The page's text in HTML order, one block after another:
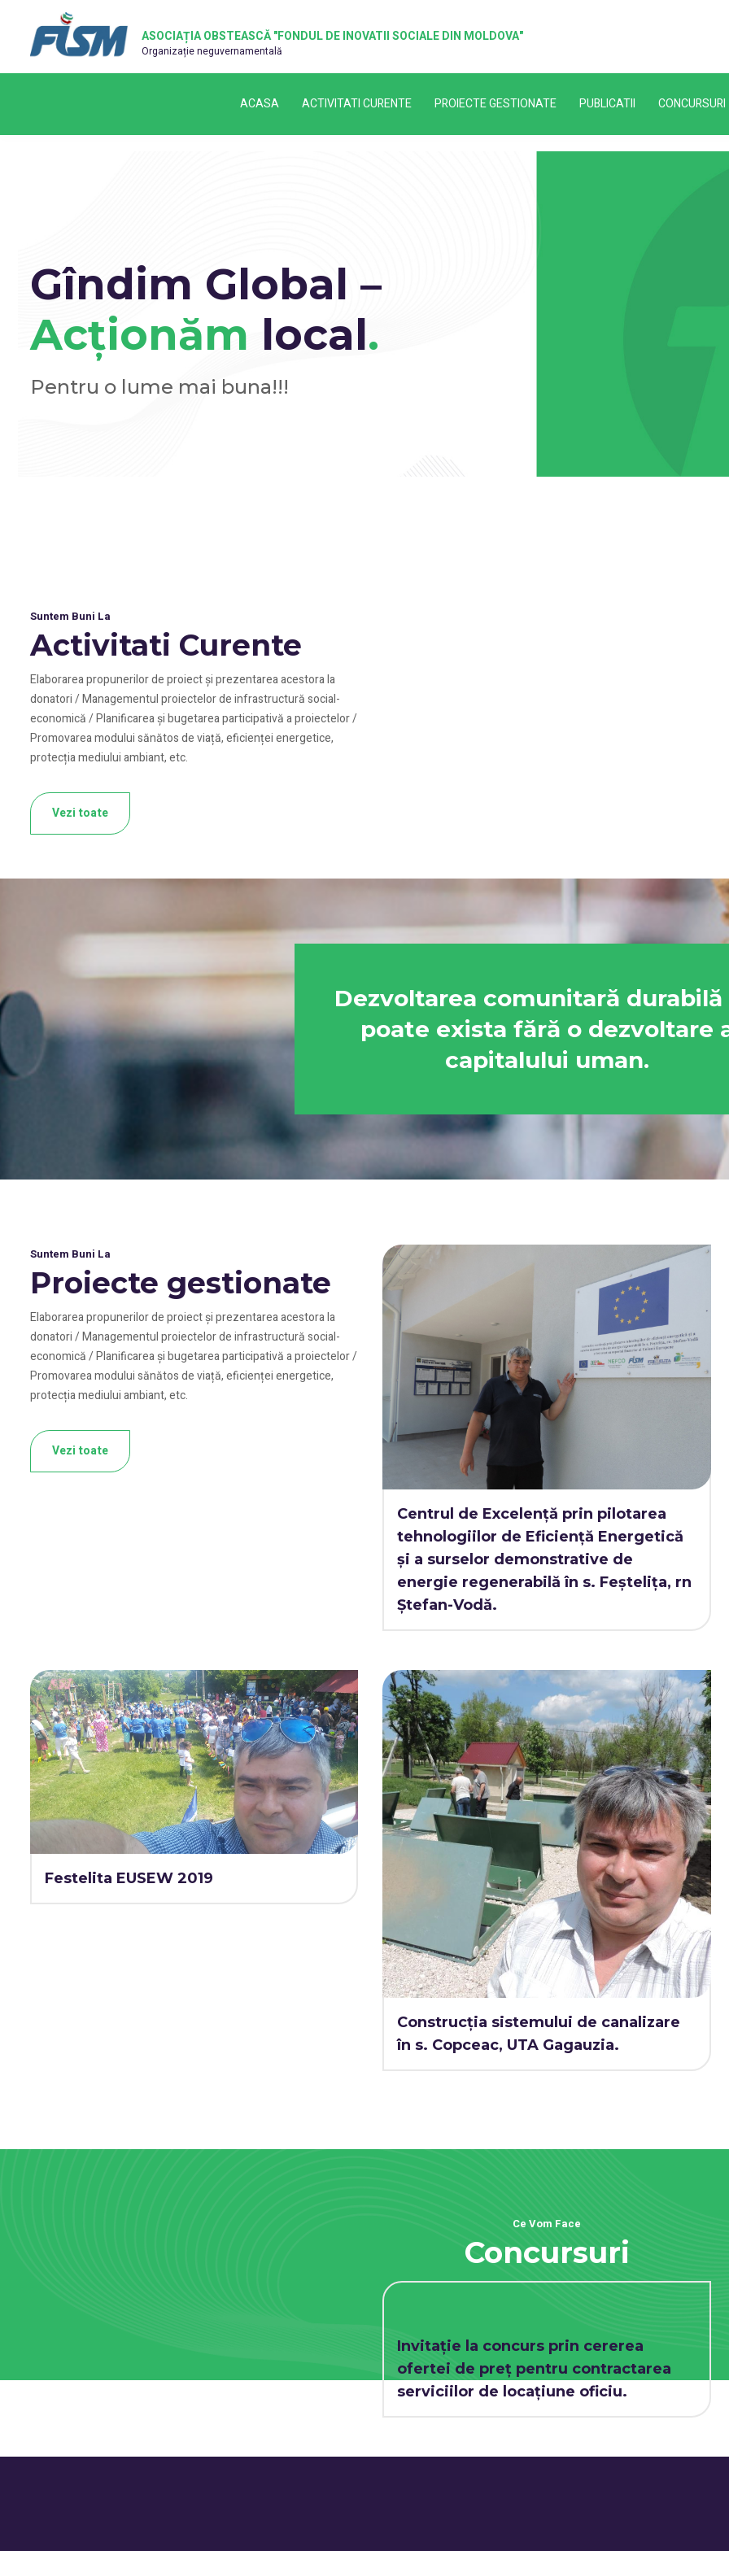
ASOCIAȚIA OBSTEASCĂ "FONDUL DE INOVATII SOCIALE DIN MOLDOVA"
Organizație neguvernamentală
ACASA ACTIVITATI CURENTE PROIECTE GESTIONATE PUBLICATII CONCURSURI
Gîndim Global –
Acționăm local.
Pentru o lume mai buna!!!
Suntem Buni La
Activitati Curente
Elaborarea propunerilor de proiect și prezentarea acestora la
donatori / Managementul proiectelor de infrastructură social-
economică / Planificarea și bugetarea participativă a proiectelor /
Promovarea modului sănătos de viață, eficienței energetice,
protecția mediului ambiant, etc.
Vezi toate
Dezvoltarea comunitară durabilă
poate exista fără o dezvoltare
capitalului uman.
Suntem Buni La
Proiecte gestionate
Elaborarea propunerilor de proiect și prezentarea acestora la
donatori / Managementul proiectelor de infrastructură social-
economică / Planificarea și bugetarea participativă a proiectelor /
Promovarea modului sănătos de viață, eficienței energetice,
protecția mediului ambiant, etc.
Vezi toate
Centrul de Excelență prin pilotarea
tehnologiilor de Eficiență Energetică
și a surselor demonstrative de
energie regenerabilă în s. Feștelița, rn
Ștefan-Vodă.
Festelita EUSEW 2019
Construcția sistemului de canalizare
în s. Copceac, UTA Gagauzia.
Ce Vom Face
Concursuri
Invitație la concurs prin cererea
ofertei de preț pentru contractarea
serviciilor de locațiune oficiu.